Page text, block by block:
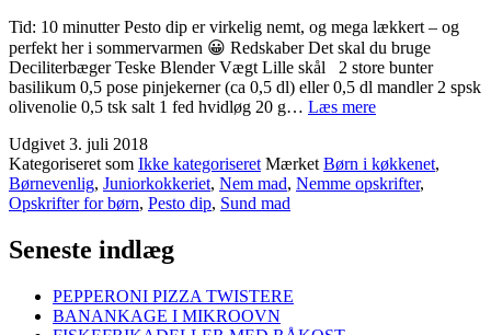
Tid: 10 minutter Pesto dip er virkelig nemt, og mega lækkert – og
perfekt her i sommervarmen 😀 Redskaber Det skal du bruge
Deciliterbæger Teske Blender Vægt Lille skål 2 store bunter
basilikum 0,5 pose pinjekerner (ca 0,5 dl) eller 0,5 dl mandler 2 spsk
olivenolie 0,5 tsk salt 1 fed hvidløg 20 g… Læs merePESTO
Udgivet 3. juli 2018
Kategoriseret som Ikke kategoriseret Mærket Børn i køkkenet,
Børnevenlig, Juniorkokkeriet, Nem mad, Nemme opskrifter,
Opskrifter for børn, Pesto dip, Sund mad
Seneste indlæg
PEPPERONI PIZZA TWISTERE
BANANKAGE I MIKROOVN